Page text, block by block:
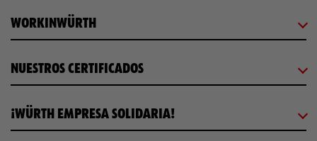
WORKINWÜRTH
NUESTROS CERTIFICADOS
¡WÜRTH EMPRESA SOLIDARIA!